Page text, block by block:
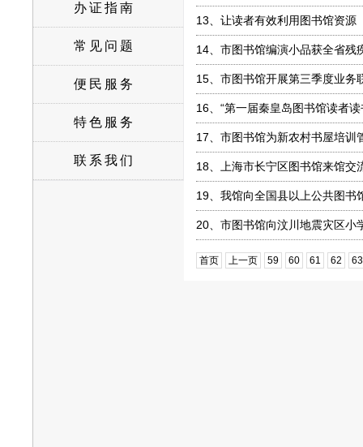
办证指南
常见问题
便民服务
特色服务
联系我们
13、 让读者有效利用图书馆资源
14、 市图书馆编演小品获全省残
15、 市图书馆开展第三季度业务
16、 “第一届秦皇岛图书馆读者
17、 市图书馆为新农村书屋培训
18、 上海市长宁区图书馆来馆交
19、 我馆向全国县以上公共图书
20、 市图书馆向汶川地震灾区小
首页 上一页 59 60 61 62 63